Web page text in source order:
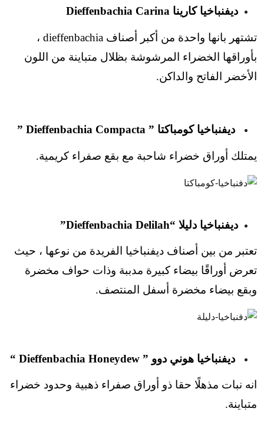
ديفنباخيا كارينا Dieffenbachia Carina
تشتهر بانها واحدة من أكبر أصناف dieffenbachia ،
بأوراقها الخضراء المرشوشة بظلال متباينة من اللون
الأخضر الفاتح والداكن.
ديفنباخيا كومباكتا ” Dieffenbachia Compacta ”
يمتلك أوراق خضراء شاحبة مع بقع صفراء كريمية.
ديفنباخيا دليلا “Dieffenbachia Delilah”
تعتبر من بين أصناف ديفنباخيا الفريدة من نوعها ، حيث
تعرض أوراقًا بيضاء كبيرة مدببة وذات حواف مخضرة
وبقع بيضاء مخضرة أسفل المنتصف.
ديفنباخيا هوني دوو ” Dieffenbachia Honeydew “
انه نبات مذهلًا حقا ذو أوراق صفراء ذهبية وحدود خضراء
متباينة.